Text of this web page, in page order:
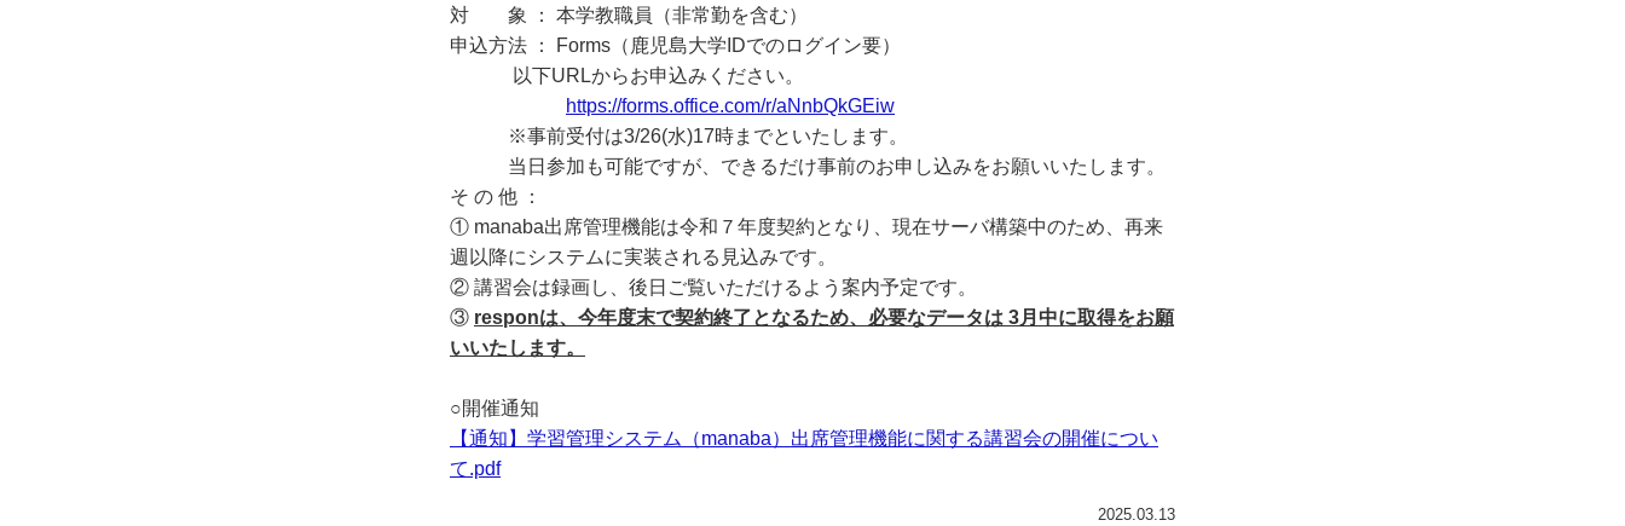
対 象 ： 本学教職員（非常勤を含む）
申込方法 ： Forms（鹿児島大学IDでのログイン要）
以下URLからお申込みください。
https://forms.office.com/r/aNnbQkGEiw
※事前受付は3/26(水)17時までといたします。
当日参加も可能ですが、できるだけ事前のお申し込みをお願いいたします。
そ の 他 ：
① manaba出席管理機能は令和７年度契約となり、現在サーバ構築中のため、再来
週以降にシステムに実装される見込みです。
② 講習会は録画し、後日ご覧いただけるよう案内予定です。
③ responは、今年度末で契約終了となるため、必要なデータは 3月中に取得をお願
いいたします。
○開催通知
【通知】学習管理システム（manaba）出席管理機能に関する講習会の開催につい
て.pdf
2025.03.13